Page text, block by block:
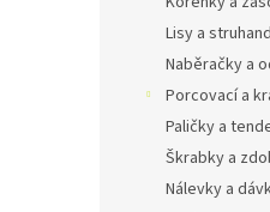
Lisy a
Naběračky a
Porcovací a
Paličky a
Škrabky a
Nálevky a